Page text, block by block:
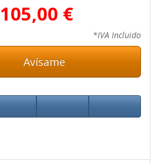
105,00 €
*IVA Incluido
Avísame